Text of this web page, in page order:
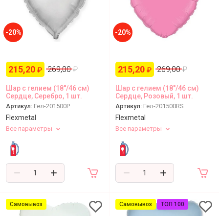
-20%
215,20 ₽ 269,00 ₽
Шар с гелием (18''/46 см)
Сердце, Серебро, 1 шт.
Артикул: Гел-201500P
Flexmetal
Все параметры
-20%
215,20 ₽ 269,00 ₽
Шар с гелием (18''/46 см)
Сердце, Розовый, 1 шт.
Артикул: Гел-201500RS
Flexmetal
Все параметры
Самовывоз Самовывоз ТОП 100